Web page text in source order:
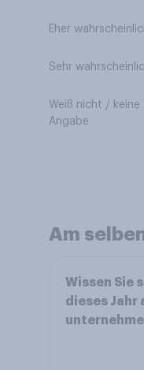
Eher
Sehr
Weiß nicht / keine
Angabe
Am
Wissen Sie
dieses Jahr